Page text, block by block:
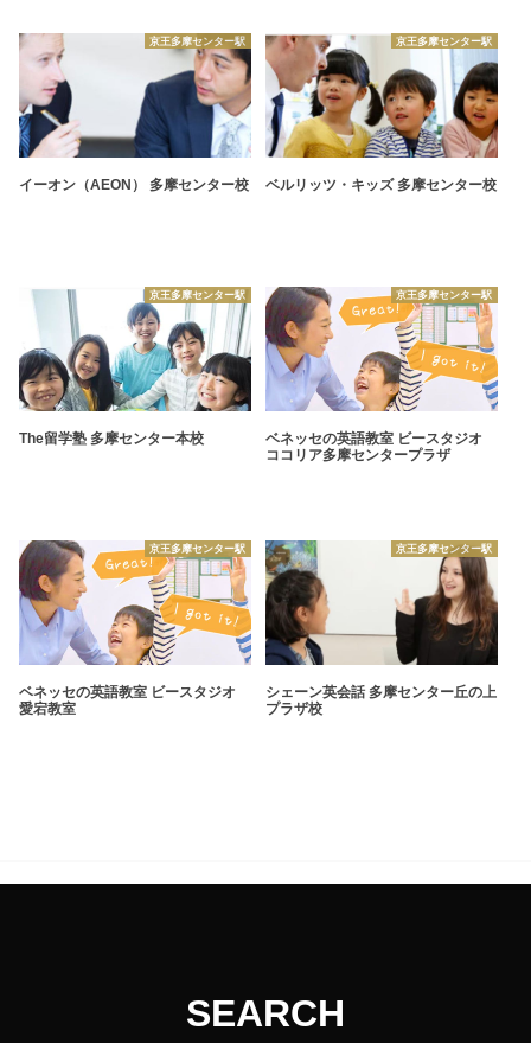
京王多摩センター駅
イーオン（AEON） 多摩センター校
京王多摩センター駅
ベルリッツ・キッズ 多摩センター校
京王多摩センター駅
The留学塾 多摩センター本校
京王多摩センター駅
ベネッセの英語教室 ビースタジオ
ココリア多摩センタープラザ
京王多摩センター駅
ベネッセの英語教室 ビースタジオ
愛宕教室
京王多摩センター駅
シェーン英会話 多摩センター丘の上
プラザ校
SEARCH